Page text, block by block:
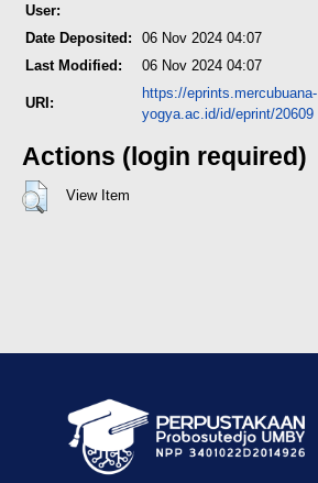
User:
Date Deposited:
06 Nov 2024 04:07
Last Modified:
06 Nov 2024 04:07
URI:
https://eprints.mercubuana-
yogya.ac.id/id/eprint/20609
Actions (login required)
View Item